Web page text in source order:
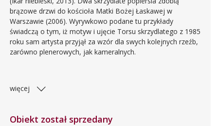
brązowe drzwi do kościoła Matki Bożej Łaskawej w
Warszawie (2006). Wyrywkowo podane tu przykłady
świadczą o tym, iż motyw i ujęcie Torsu skrzydlatego z 1985
roku sam artysta przyjął za wzór dla swych kolejnych rzeźb,
zarówno plenerowych, jak kameralnych.
więcej
Obiekt został sprzedany